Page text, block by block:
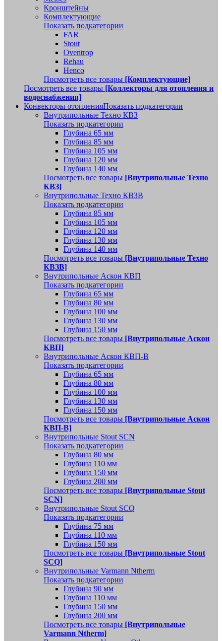
Кронштейны
Комплектующие
Показать подкатегории
FAR
Stout
Oventrop
Rehau
Henco
Посмотреть все товары [Комплектующие]
Посмотреть все товары [Коллекторы для отопления и
водоснабжения]
Конвекторы отопленияПоказать подкатегории
Внутрипольные Техно КВЗ
Показать подкатегории
Глубина 65 мм
Глубина 85 мм
Глубина 105 мм
Глубина 120 мм
Глубина 140 мм
Посмотреть все товары [Внутрипольные Техно
КВЗ]
Внутрипольные Техно КВЗВ
Показать подкатегории
Глубина 85 мм
Глубина 105 мм
Глубина 120 мм
Глубина 130 мм
Глубина 140 мм
Посмотреть все товары [Внутрипольные Техно
КВЗВ]
Внутрипольные Аскон КВП
Показать подкатегории
Глубина 65 мм
Глубина 80 мм
Глубина 100 мм
Глубина 130 мм
Глубина 150 мм
Посмотреть все товары [Внутрипольные Аскон
КВП]
Внутрипольные Аскон КВП-В
Показать подкатегории
Глубина 65 мм
Глубина 80 мм
Глубина 100 мм
Глубина 130 мм
Глубина 150 мм
Посмотреть все товары [Внутрипольные Аскон
КВП-В]
Внутрипольные Stout SCN
Показать подкатегории
Глубина 80 мм
Глубина 110 мм
Глубина 150 мм
Глубина 200 мм
Посмотреть все товары [Внутрипольные Stout
SCN]
Внутрипольные Stout SCQ
Показать подкатегории
Глубина 75 мм
Глубина 110 мм
Глубина 150 мм
Посмотреть все товары [Внутрипольные Stout
SCQ]
Внутрипольные Varmann Ntherm
Показать подкатегории
Глубина 90 мм
Глубина 110 мм
Глубина 150 мм
Глубина 200 мм
Посмотреть все товары [Внутрипольные
Varmann Ntherm]